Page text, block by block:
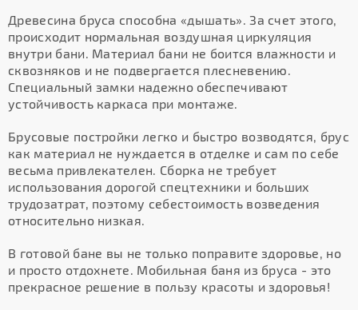
Древесина бруса способна «дышать». За счет этого,
происходит нормальная воздушная циркуляция
внутри бани. Материал бани не боится влажности и
сквозняков и не подвергается плесневению.
Специальный замки надежно обеспечивают
устойчивость каркаса при монтаже.
Брусовые постройки легко и быстро возводятся, брус
как материал не нуждается в отделке и сам по себе
весьма привлекателен. Сборка не требует
использования дорогой спецтехники и больших
трудозатрат, поэтому себестоимость возведения
относительно низкая.
В готовой бане вы не только поправите здоровье, но
и просто отдохнете. Мобильная баня из бруса - это
прекрасное решение в пользу красоты и здоровья!